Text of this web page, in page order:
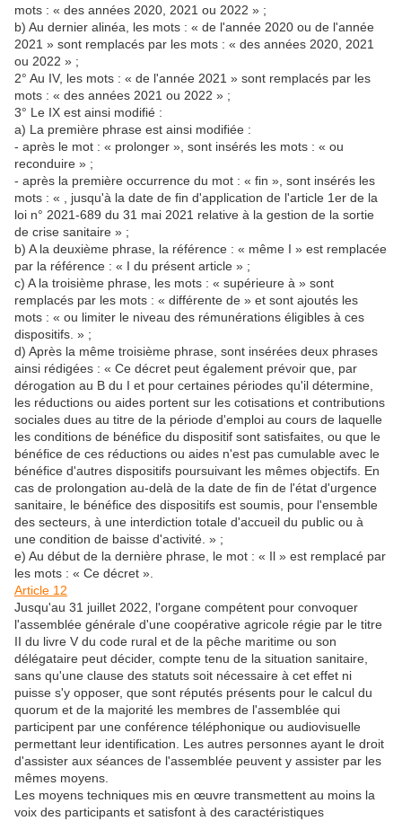
mots : « des années 2020, 2021 ou 2022 » ;
b) Au dernier alinéa, les mots : « de l'année 2020 ou de l'année
2021 » sont remplacés par les mots : « des années 2020, 2021
ou 2022 » ;
2° Au IV, les mots : « de l'année 2021 » sont remplacés par les
mots : « des années 2021 ou 2022 » ;
3° Le IX est ainsi modifié :
a) La première phrase est ainsi modifiée :
- après le mot : « prolonger », sont insérés les mots : « ou
reconduire » ;
- après la première occurrence du mot : « fin », sont insérés les
mots : « , jusqu'à la date de fin d'application de l'article 1er de la
loi n° 2021-689 du 31 mai 2021 relative à la gestion de la sortie
de crise sanitaire » ;
b) A la deuxième phrase, la référence : « même I » est remplacée
par la référence : « I du présent article » ;
c) A la troisième phrase, les mots : « supérieure à » sont
remplacés par les mots : « différente de » et sont ajoutés les
mots : « ou limiter le niveau des rémunérations éligibles à ces
dispositifs. » ;
d) Après la même troisième phrase, sont insérées deux phrases
ainsi rédigées : « Ce décret peut également prévoir que, par
dérogation au B du I et pour certaines périodes qu'il détermine,
les réductions ou aides portent sur les cotisations et contributions
sociales dues au titre de la période d'emploi au cours de laquelle
les conditions de bénéfice du dispositif sont satisfaites, ou que le
bénéfice de ces réductions ou aides n'est pas cumulable avec le
bénéfice d'autres dispositifs poursuivant les mêmes objectifs. En
cas de prolongation au-delà de la date de fin de l'état d'urgence
sanitaire, le bénéfice des dispositifs est soumis, pour l'ensemble
des secteurs, à une interdiction totale d'accueil du public ou à
une condition de baisse d'activité. » ;
e) Au début de la dernière phrase, le mot : « Il » est remplacé par
les mots : « Ce décret ».
Article 12
Jusqu'au 31 juillet 2022, l'organe compétent pour convoquer
l'assemblée générale d'une coopérative agricole régie par le titre
II du livre V du code rural et de la pêche maritime ou son
délégataire peut décider, compte tenu de la situation sanitaire,
sans qu'une clause des statuts soit nécessaire à cet effet ni
puisse s'y opposer, que sont réputés présents pour le calcul du
quorum et de la majorité les membres de l'assemblée qui
participent par une conférence téléphonique ou audiovisuelle
permettant leur identification. Les autres personnes ayant le droit
d'assister aux séances de l'assemblée peuvent y assister par les
mêmes moyens.
Les moyens techniques mis en œuvre transmettent au moins la
voix des participants et satisfont à des caractéristiques